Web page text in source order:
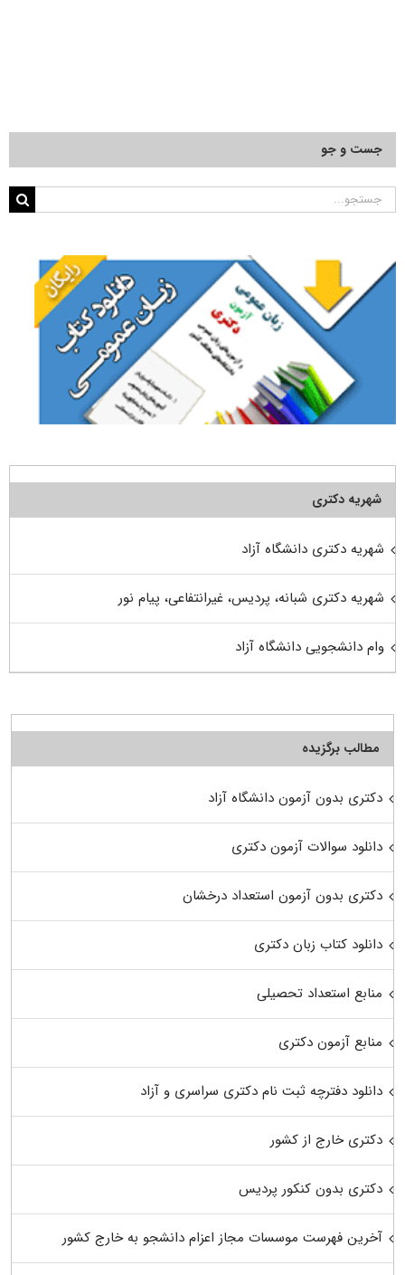
جست و جو
جستجو
شهریه دکتری
شهریه دکتری دانشگاه آزاد
شهریه دکتری شبانه، پردیس، غیرانتفاعی، پیام نور
وام دانشجویی دانشگاه آزاد
مطالب برگزیده
دکتری بدون آزمون دانشگاه آزاد
دانلود سوالات آزمون دکتری
دکتری بدون آزمون استعداد درخشان
دانلود کتاب زبان دکتری
منابع استعداد تحصیلی
منابع آزمون دکتری
دانلود دفترچه ثبت نام دکتری سراسری و آزاد
دکتری خارج از کشور
دکتری بدون کنکور پردیس
آخرین فهرست موسسات مجاز اعزام دانشجو به خارج کشور